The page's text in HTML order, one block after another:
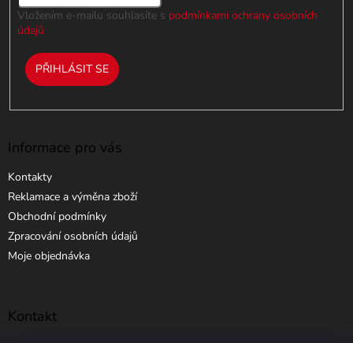
Vložením e-mailu souhlasíte s podmínkami ochrany osobních
údajů
PŘIHLÁSIT SE
Informace pro vás
Kontakty
Reklamace a výměna zboží
Obchodní podmínky
Zpracování osobních údajů
Moje objednávka
Kontakt